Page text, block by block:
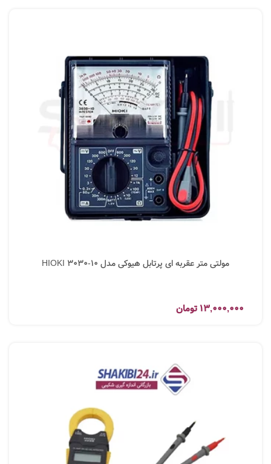
مولتی متر عقربه ای پرتابل هیوکی مدل HIOKI 3030-10
13,000,000 تومان